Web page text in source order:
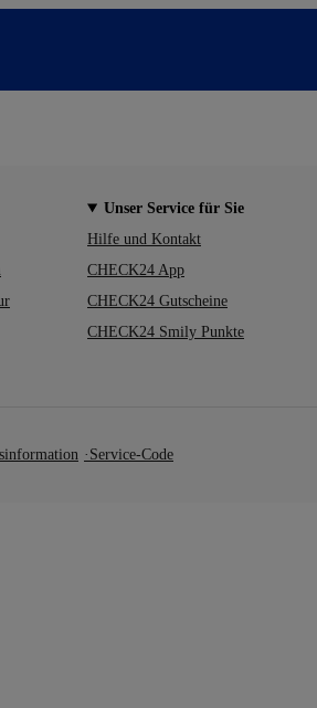
Unser Service für Sie
Hilfe und Kontakt
CHECK24 App
CHECK24 Gutscheine
CHECK24 Smily Punkte
Service-Code